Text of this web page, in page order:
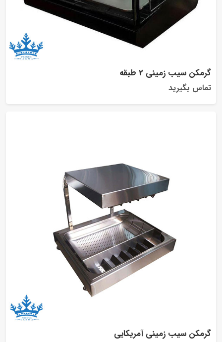
گرمکن سیب زمینی 2 طبقه
تماس بگیرید
گرمکن سیب زمینی آمریکایی